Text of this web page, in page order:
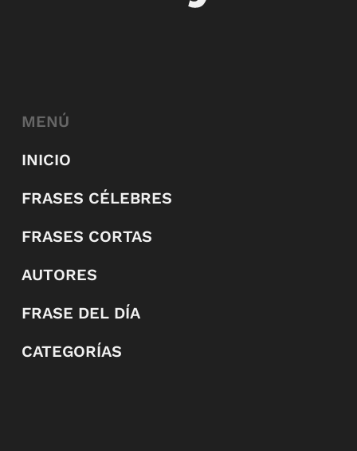
MENÚ
INICIO
FRASES CÉLEBRES
FRASES CORTAS
AUTORES
FRASE DEL DÍA
CATEGORÍAS